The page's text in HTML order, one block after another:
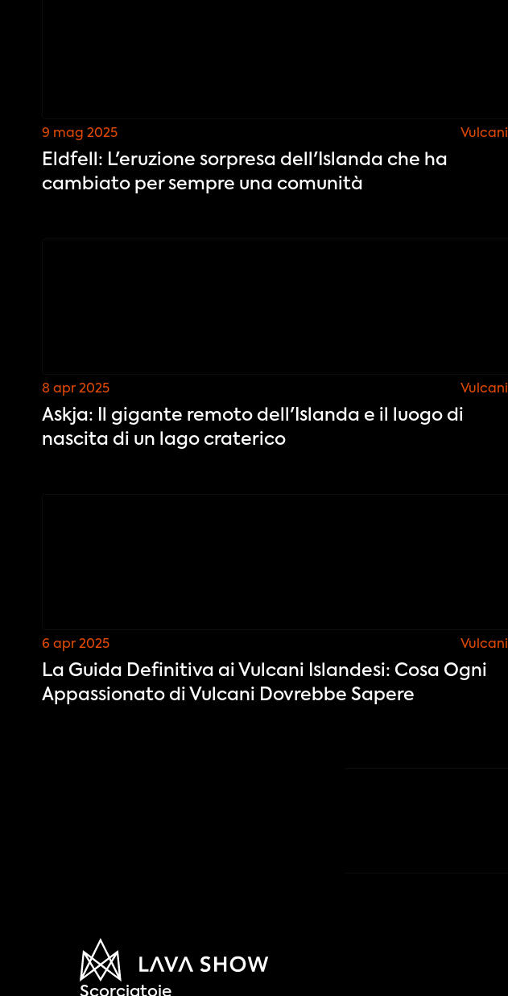
9 mag 2025 Vulcani
Eldfell: L'eruzione sorpresa dell'Islanda che ha
cambiato per sempre una comunità
8 apr 2025 Vulcani
Askja: Il gigante remoto dell'Islanda e il luogo di
nascita di un lago craterico
6 apr 2025 Vulcani
La Guida Definitiva ai Vulcani Islandesi: Cosa Ogni
Appassionato di Vulcani Dovrebbe Sapere
Scorciatoie